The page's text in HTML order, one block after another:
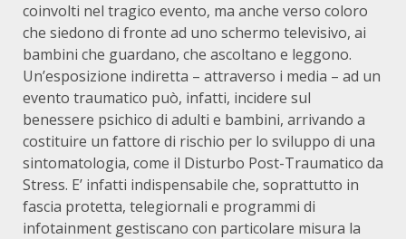
coinvolti nel tragico evento, ma anche verso coloro
che siedono di fronte ad uno schermo televisivo, ai
bambini che guardano, che ascoltano e leggono.
Un’esposizione indiretta – attraverso i media – ad un
evento traumatico può, infatti, incidere sul
benessere psichico di adulti e bambini, arrivando a
costituire un fattore di rischio per lo sviluppo di una
sintomatologia, come il Disturbo Post-Traumatico da
Stress. E’ infatti indispensabile che, soprattutto in
fascia protetta, telegiornali e programmi di
infotainment gestiscano con particolare misura la